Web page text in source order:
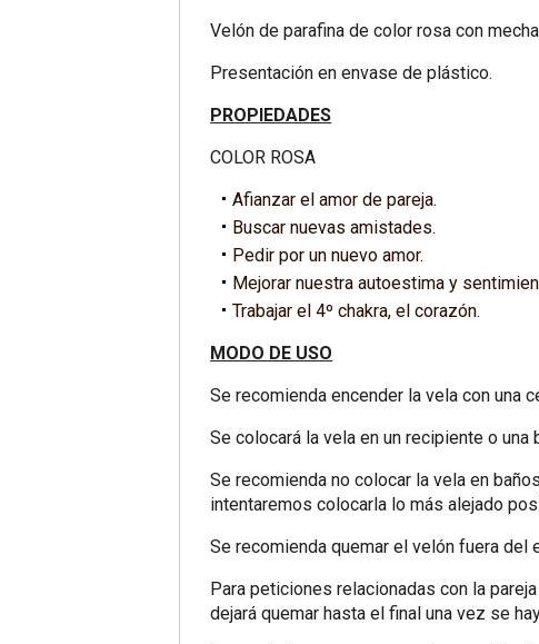
Velón de parafina de color rosa con
Presentación en envase de plástico.
PROPIEDADES
COLOR ROSA
Afianzar el amor de pareja.
Buscar nuevas amistades.
Pedir por un nuevo amor.
Mejorar nuestra autoestima y
Trabajar el 4º chakra, el corazón.
MODO DE USO
Se recomienda encender la vela con una
Se colocará la vela en un recipiente o una
Se recomienda no colocar la vela en
intentaremos colocarla lo más alejado
Se recomienda quemar el velón fuera del
Para peticiones relacionadas con la
dejará quemar hasta el final una vez se